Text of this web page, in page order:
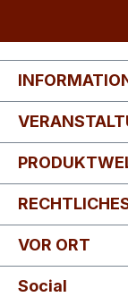
VOR ORT
Social